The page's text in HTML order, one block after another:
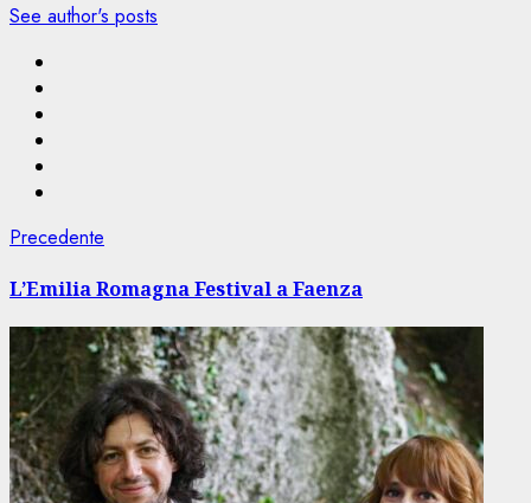
See author's posts
Navigazione
articolo
Precedente
L’Emilia Romagna Festival a Faenza